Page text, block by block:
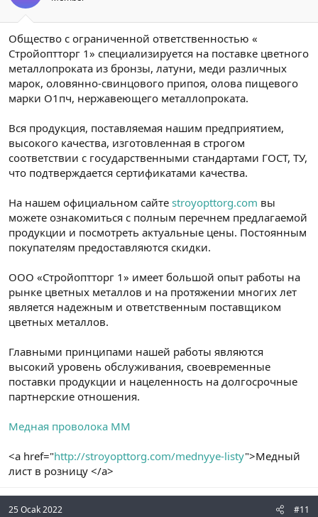
Общество с ограниченной ответственностью «
Стройоптторг 1» специализируется на поставке цветного
металлопроката из бронзы, латуни, меди различных
марок, оловянно-свинцового припоя, олова пищевого
марки О1пч, нержавеющего металлопроката.
Вся продукция, поставляемая нашим предприятием,
высокого качества, изготовленная в строгом
соответствии с государственными стандартами ГОСТ, ТУ,
что подтверждается сертификатами качества.
На нашем официальном сайте stroyopttorg.com вы
можете ознакомиться с полным перечнем предлагаемой
продукции и посмотреть актуальные цены. Постоянным
покупателям предоставляются скидки.
ООО «Стройоптторг 1» имеет большой опыт работы на
рынке цветных металлов и на протяжении многих лет
является надежным и ответственным поставщиком
цветных металлов.
Главными принципами нашей работы являются
высокий уровень обслуживания, своевременные
поставки продукции и нацеленность на долгосрочные
партнерские отношения.
Медная проволока ММ
<a href="http://stroyopttorg.com/mednyye-listy">Медный
лист в розницу </a>
25 Ocak 2022 #11